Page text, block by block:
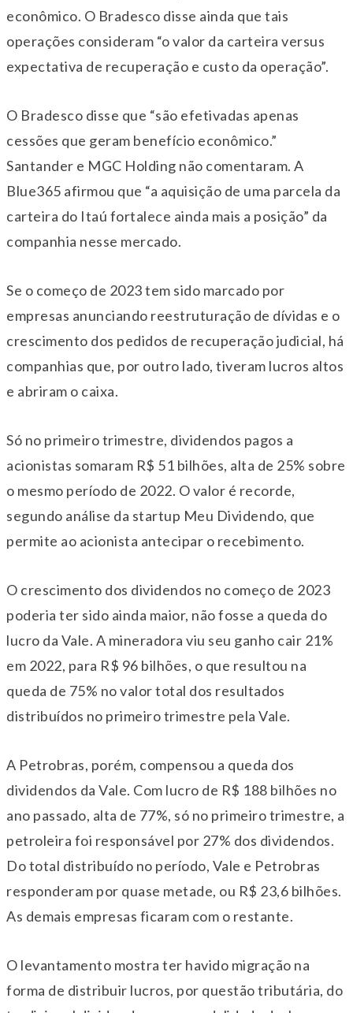
econômico. O Bradesco disse ainda que tais
operações consideram “o valor da carteira versus
expectativa de recuperação e custo da operação”.
O Bradesco disse que “são efetivadas apenas
cessões que geram benefício econômico.”
Santander e MGC Holding não comentaram. A
Blue365 afirmou que “a aquisição de uma parcela da
carteira do Itaú fortalece ainda mais a posição” da
companhia nesse mercado.
Se o começo de 2023 tem sido marcado por
empresas anunciando reestruturação de dívidas e o
crescimento dos pedidos de recuperação judicial, há
companhias que, por outro lado, tiveram lucros altos
e abriram o caixa.
Só no primeiro trimestre, dividendos pagos a
acionistas somaram R$ 51 bilhões, alta de 25% sobre
o mesmo período de 2022. O valor é recorde,
segundo análise da startup Meu Dividendo, que
permite ao acionista antecipar o recebimento.
O crescimento dos dividendos no começo de 2023
poderia ter sido ainda maior, não fosse a queda do
lucro da Vale. A mineradora viu seu ganho cair 21%
em 2022, para R$ 96 bilhões, o que resultou na
queda de 75% no valor total dos resultados
distribuídos no primeiro trimestre pela Vale.
A Petrobras, porém, compensou a queda dos
dividendos da Vale. Com lucro de R$ 188 bilhões no
ano passado, alta de 77%, só no primeiro trimestre, a
petroleira foi responsável por 27% dos dividendos.
Do total distribuído no período, Vale e Petrobras
responderam por quase metade, ou R$ 23,6 bilhões.
As demais empresas ficaram com o restante.
O levantamento mostra ter havido migração na
forma de distribuir lucros, por questão tributária, do